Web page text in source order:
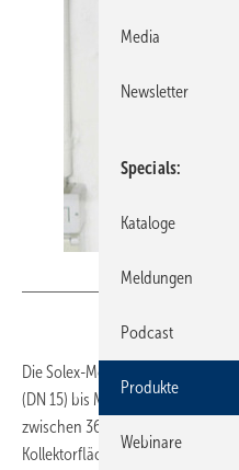
Die Solex-Module des Herstellers
(DN 15) bis Mega (DN 50) eine
zwischen 36 – 200 m² ab. Durch
Kollektorflächen von bis zu 400
Media
Newsletter
Specials
Kataloge
Meldungen
Podcast
Produkte
Webinare